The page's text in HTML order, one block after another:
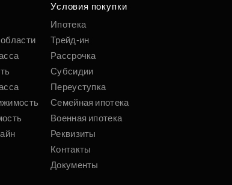
Условия покупки
Ипотека
Трейд-ин
Рассрочка
Субсидии
Переуступка
Семейная ипотека
Военная ипотека
Реквизиты
Контакты
Документы